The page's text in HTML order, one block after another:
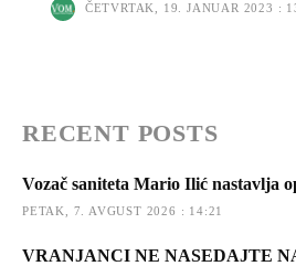
ČETVRTAK, 19. JANUAR 2023 :
RECENT POSTS
Vozač saniteta Mario Ilić nastavlja
PETAK, 7. AVGUST 2026 : 14:21
VRANJANCI NE NASEDAJTE